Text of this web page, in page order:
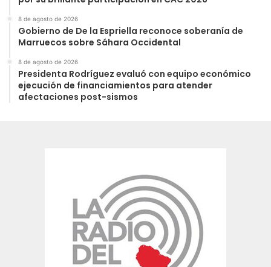
8 de agosto de 2026
Gobierno de De la Espriella reconoce soberanía de
Marruecos sobre Sáhara Occidental
8 de agosto de 2026
Presidenta Rodríguez evaluó con equipo económico
ejecución de financiamientos para atender
afectaciones post-sismos